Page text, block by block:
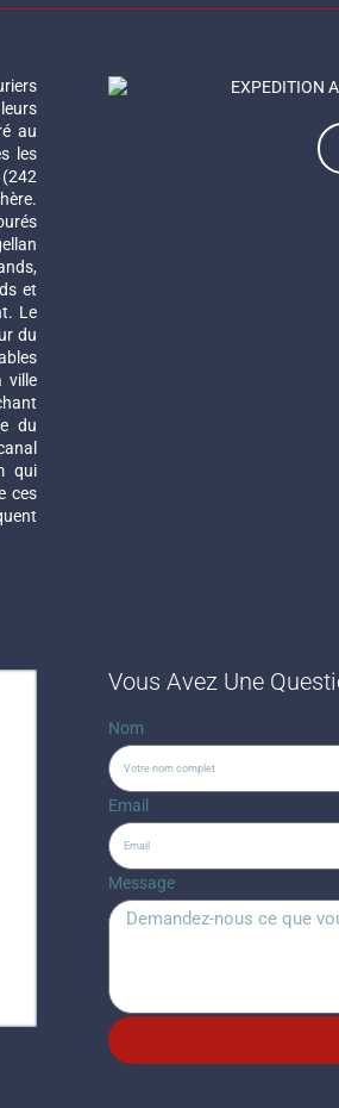
au
les
et
Le
du
ville
du
qui
ces
Vous Avez Une
Nom
Email
Message